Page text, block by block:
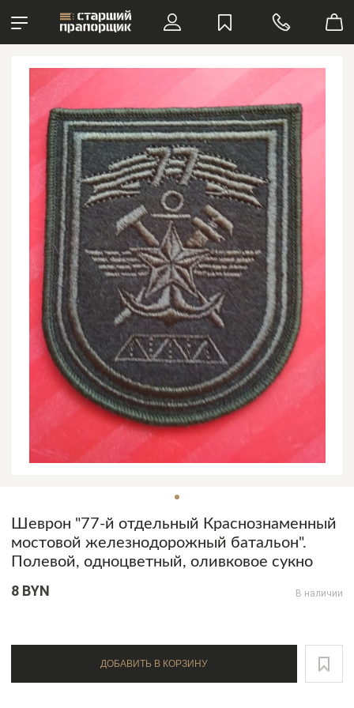
Шеврон "77-й отдельный Краснознаменный
мостовой железнодорожный батальон".
Полевой, одноцветный, оливковое сукно
8 BYN В наличии
ДОБАВИТЬ В КОРЗИНУ